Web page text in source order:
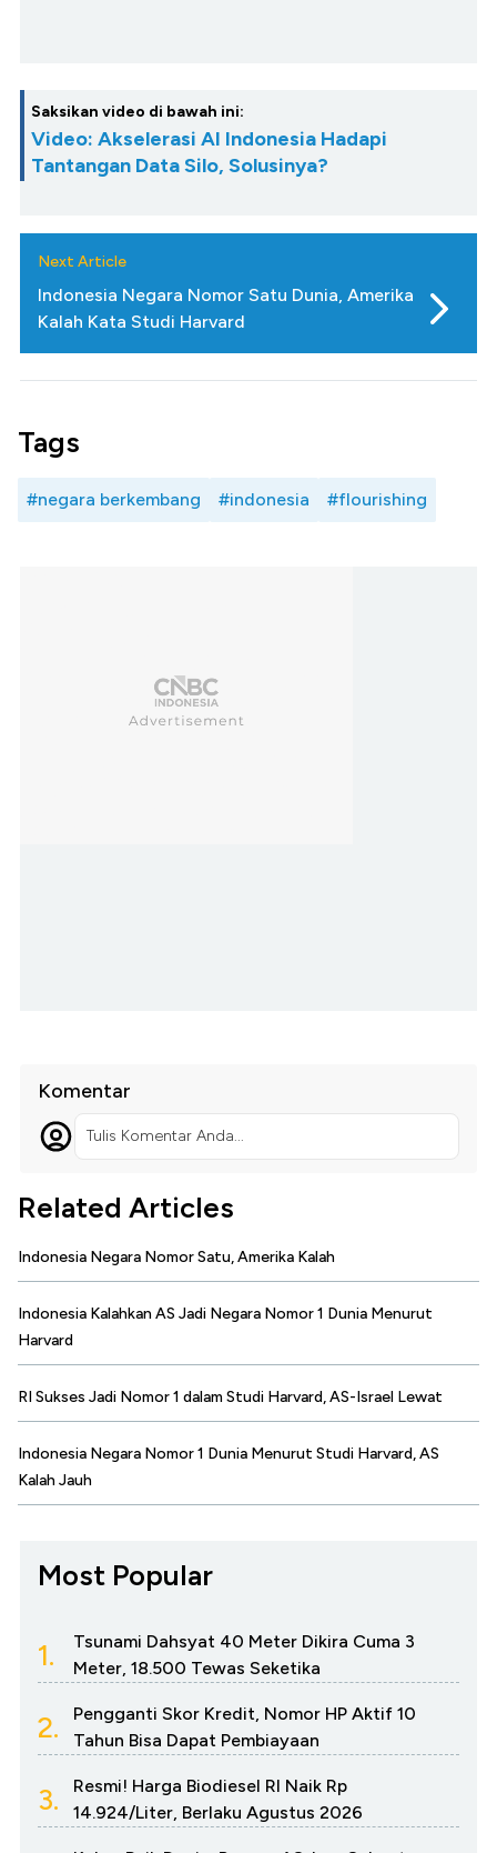
Saksikan video di bawah ini:
Video: Akselerasi AI Indonesia Hadapi
Tantangan Data Silo, Solusinya?
Next Article
Indonesia Negara Nomor Satu Dunia, Amerika
Kalah Kata Studi Harvard
Tags
#negara berkembang #indonesia #flourishing
Komentar
Tulis Komentar Anda...
Related Articles
Indonesia Negara Nomor Satu, Amerika Kalah
Indonesia Kalahkan AS Jadi Negara Nomor 1 Dunia Menurut
Harvard
RI Sukses Jadi Nomor 1 dalam Studi Harvard, AS-Israel Lewat
Indonesia Negara Nomor 1 Dunia Menurut Studi Harvard, AS
Kalah Jauh
Most Popular
1.
Tsunami Dahsyat 40 Meter Dikira Cuma 3
Meter, 18.500 Tewas Seketika
2.
Pengganti Skor Kredit, Nomor HP Aktif 10
Tahun Bisa Dapat Pembiayaan
3.
Resmi! Harga Biodiesel RI Naik Rp
14.924/Liter, Berlaku Agustus 2026